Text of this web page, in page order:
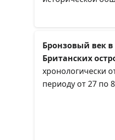
Бронзовый век
Британских
хронологически
периоду от 27 по